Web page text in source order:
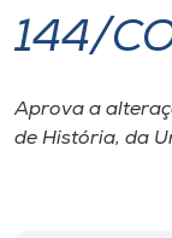
I.nova
Diplomados
144/
Aprova a
de História, da